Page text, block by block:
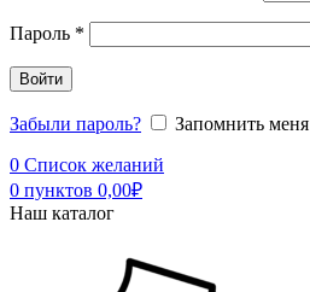
Пароль *
Войти
Забыли пароль?
Запомнить меня
0 Список желаний
0 пунктов 0,00₽
Наш каталог